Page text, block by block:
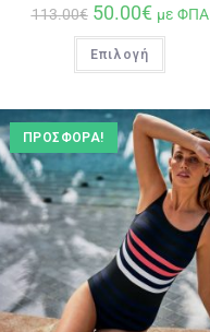
113.00€ 50.00€ με ΦΠΑ
Επιλογή
ΠΡΟΣΦΟΡΆ!